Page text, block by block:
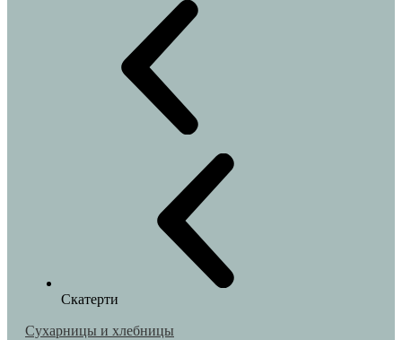
Скатерти
Сухарницы и хлебницы